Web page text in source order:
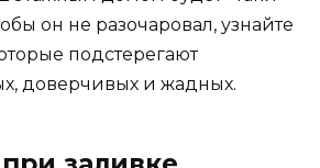
он не разочаровал, узнайте
подстерегают
доверчивых и жадных.